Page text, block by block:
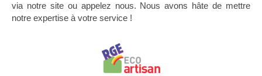
via notre site ou appelez nous. Nous avons hâte de mettre
notre expertise à votre service !